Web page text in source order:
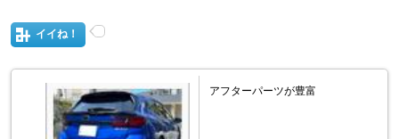
イイね！
アフターパーツが豊富